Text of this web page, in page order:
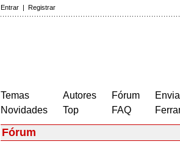
Entrar | Registrar
Temas
Novidades
Autores
Top
Fórum
FAQ
Fórum